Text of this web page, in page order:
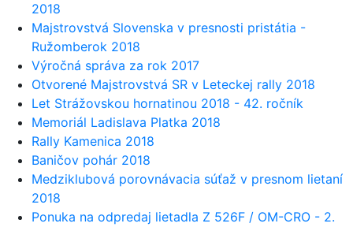
2018
Majstrovstvá Slovenska v presnosti pristátia -
Ružomberok 2018
Výročná správa za rok 2017
Otvorené Majstrovstvá SR v Leteckej rally 2018
Let Strážovskou hornatinou 2018 - 42. ročník
Memoriál Ladislava Platka 2018
Rally Kamenica 2018
Baničov pohár 2018
Medziklubová porovnávacia súťaž v presnom lietaní
2018
Ponuka na odpredaj lietadla Z 526F / OM-CRO - 2.